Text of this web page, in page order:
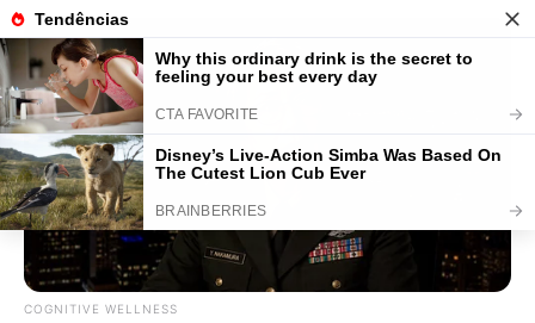
Macramê: Guia Absolutamente
Completo para Iniciantes
COGNITIVE WELLNESS
Save